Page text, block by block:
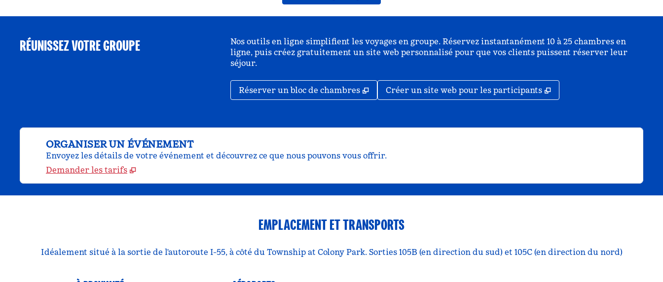
RÉUNISSEZ VOTRE GROUPE
Nos outils en ligne simplifient les voyages en groupe. Réservez instantanément 10 à 25 chambres en
ligne, puis créez gratuitement un site web personnalisé pour que vos clients puissent réserver leur
séjour.
Réserver un bloc de chambres , S'ouvre dans un nouvel onglet
Créer un site web pour les participants ,
ORGANISER UN ÉVÉNEMENT
Envoyez les détails de votre événement et découvrez ce que nous pouvons vous offrir.
Demander les tarifs
EMPLACEMENT ET TRANSPORTS
Idéalement situé à la sortie de l'autoroute I-55, à côté du Township at Colony Park. Sorties 105B (en direction du sud) et 105C (en direction du nord)